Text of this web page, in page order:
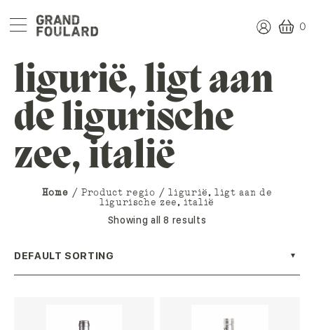
0
ligurië, ligt aan
de ligurische
zee, italië
Home / Product regio / ligurië, ligt aan de
ligurische zee, italië
Showing all 8 results